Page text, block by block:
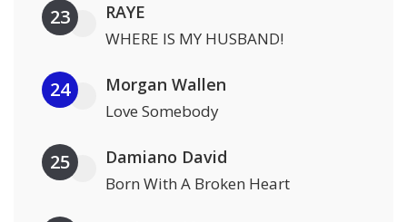
23 RAYE
WHERE IS MY HUSBAND!
24 Morgan Wallen
Love Somebody
25 Damiano David
Born With A Broken Heart